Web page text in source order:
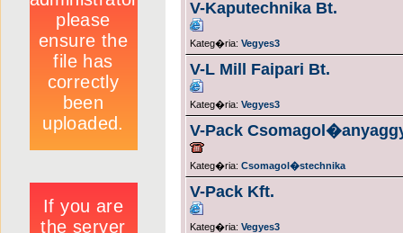
V-Kaputechnika Bt.
Kateg�ria: Vegyes3
V-L Mill Faipari Bt.
Kateg�ria: Vegyes3
V-Pack
Kateg�ria: Csomagol�stechnika
V-Pack Kft.
Kateg�ria: Vegyes3